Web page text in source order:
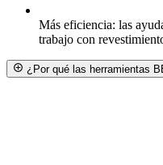
Más eficiencia: las
trabajo con
¿Por qué las herramientas